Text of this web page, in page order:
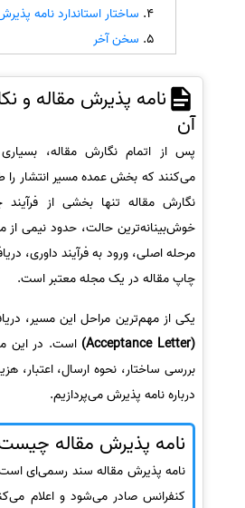
سفارش انگیزه‌نامه‌SOP
ساختار استاندارد نامه
سخن آخر
نامه پذیرش مقاله و
آن
پس از اتمام نگارش مقاله،
می‌کنند که بخش عمده مسیر انتشار را
نگارش مقاله تنها بخشی از
خوش‌بینانه‌ترین حالت، حدود نیمی از
مرحله اصلی، ورود به فرآیند داوری،
چاپ مقاله در یک مجله معتبر است.
یکی از مهم‌ترین مراحل این مسیر،
(Acceptance Letter)
است. در این
بررسی ساختار، نحوه ارسال، اعتبار،
درباره نامه پذیرش می‌پردازیم.
نامه پذیرش مقاله
نامه پذیرش مقاله سند رسمی‌ای
کنفرانس صادر می‌شود و اعلام